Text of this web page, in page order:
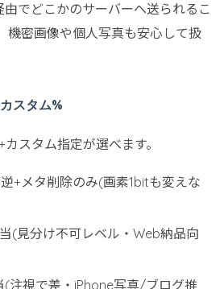
でどこかのサーバーへ送られるこ
機密画像や個人写真も安心して扱
スタム%
スタム指定が選べます。
+メタ削除のみ(画素1bitも変えな
(見分け不可レベル・Web納品向
(注視で差・iPhone写真/ブログ推